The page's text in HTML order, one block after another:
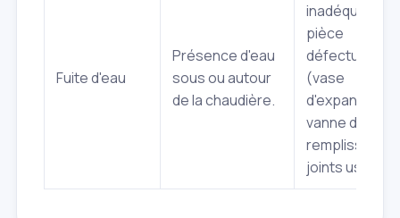
Fuite d'eau
Présence d'eau
sous ou autour
de la chaudière.
inadéquate,
pièce
défectueuse
(vase
d'expansion,
vanne de
remplissage),
joints usés.